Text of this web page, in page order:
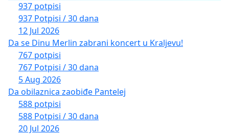
937 potpisi
937 Potpisi / 30 dana
12 Jul 2026
Da se Dinu Merlin zabrani koncert u Kraljevu!
767 potpisi
767 Potpisi / 30 dana
5 Aug 2026
Da obilaznica zaobiđe Pantelej
588 potpisi
588 Potpisi / 30 dana
20 Jul 2026